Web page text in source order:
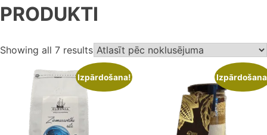
PRODUKTI
Showing all 7 results
Izpārdošana!